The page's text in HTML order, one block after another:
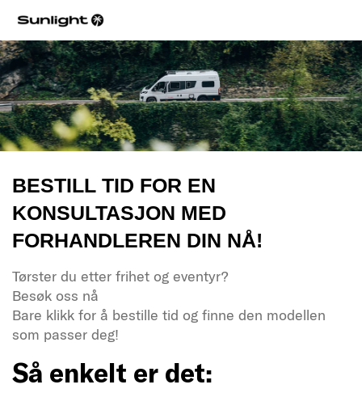
BESTILL TID FOR EN
KONSULTASJON MED
FORHANDLEREN DIN NÅ!
Tørster du etter frihet og eventyr?
Besøk oss nå
Bare klikk for å bestille tid og finne den modellen
som passer deg!
Så enkelt er det: